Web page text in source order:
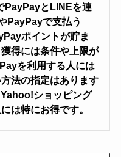
PayPayとLINEを連
PayPayで支払う
ポイントが貯ま
得には条件や上限が
を利用する人には
法の指定はあります
ショッピング
は特にお得です。